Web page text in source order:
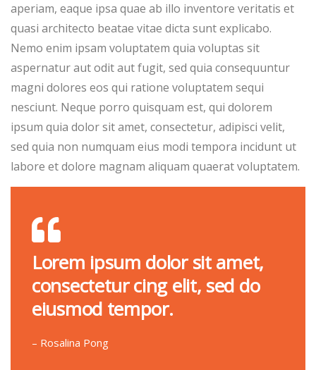
aperiam, eaque ipsa quae ab illo inventore veritatis et
quasi architecto beatae vitae dicta sunt explicabo.
Nemo enim ipsam voluptatem quia voluptas sit
aspernatur aut odit aut fugit, sed quia consequuntur
magni dolores eos qui ratione voluptatem sequi
nesciunt. Neque porro quisquam est, qui dolorem
ipsum quia dolor sit amet, consectetur, adipisci velit,
sed quia non numquam eius modi tempora incidunt ut
labore et dolore magnam aliquam quaerat voluptatem.
Lorem ipsum dolor sit amet,
consectetur cing elit, sed do
eiusmod tempor.
– Rosalina Pong